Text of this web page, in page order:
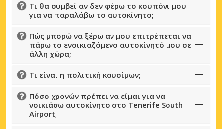
Τι θα συμβεί αν δεν φέρω το κουπόνι μου
για να παραλάβω το αυτοκίνητο;
Πώς μπορώ να ξέρω αν μου επιτρέπεται να
πάρω το ενοικιαζόμενο αυτοκίνητό μου σε
άλλη χώρα;
Τι είναι η πολιτική καυσίμων;
Πόσο χρονών πρέπει να είμαι για να
νοικιάσω αυτοκίνητο στο Tenerife South
Airport;